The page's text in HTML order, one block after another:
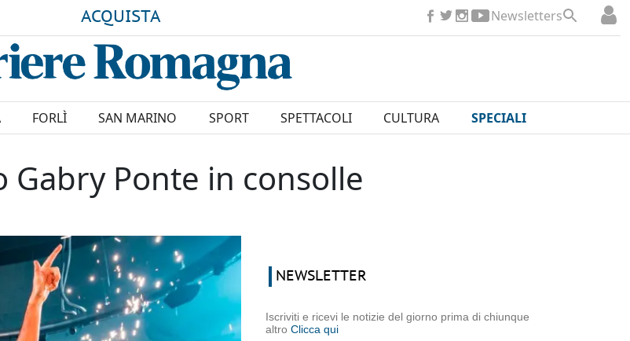
ACQUISTA Newsletters
FORLÌ SAN MARINO SPORT SPETTACOLI CULTURA SPECIALI
Gabry Ponte in consolle
NEWSLETTER
Iscriviti e ricevi le notizie del giorno prima di chiunque
altroClicca qui